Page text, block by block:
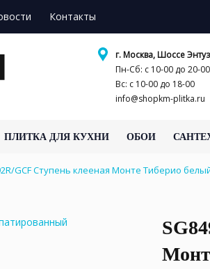
Контакты
г. Москва, Шоссе
Пн-Сб: с 10-00 до 20-00
Вс: с 10-00 до 18-00
info@shopkm-plitka.ru
ПЛИТКА ДЛЯ КУХНИ ОБОИ
GCF Ступень клееная Монте Тиберио